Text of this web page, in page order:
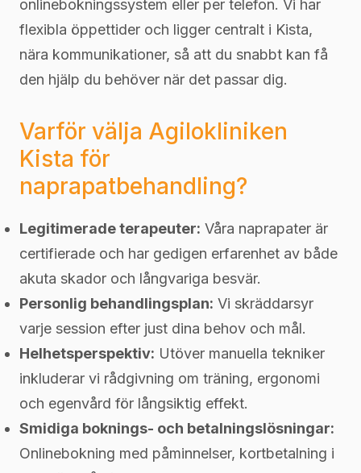
onlinebokningssystem eller per telefon. Vi har
flexibla öppettider och ligger centralt i Kista,
nära kommunikationer, så att du snabbt kan få
den hjälp du behöver när det passar dig.
Varför välja Agilokliniken
Kista för
naprapatbehandling?
Legitimerade terapeuter: Våra naprapater är
certifierade och har gedigen erfarenhet av både
akuta skador och långvariga besvär.
Personlig behandlingsplan: Vi skräddarsyr
varje session efter just dina behov och mål.
Helhetsperspektiv: Utöver manuella tekniker
inkluderar vi rådgivning om träning, ergonomi
och egenvård för långsiktig effekt.
Smidiga boknings- och betalningslösningar:
Onlinebokning med påminnelser, kortbetalning i